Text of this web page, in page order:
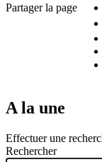
Partager la page
A la une
Effectuer une
Rechercher